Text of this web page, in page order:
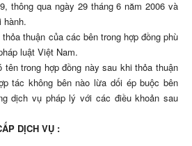
thông qua ngày 29 tháng 6 năm 2006 và
hành.
thuận của các bên trong hợp đồng phù
luật Việt Nam.
trong hợp đồng này sau khi thỏa thuận
tác không bên nào lừa dối ép buộc bên
dịch vụ pháp lý với các điều khoản sau
DỊCH VỤ :